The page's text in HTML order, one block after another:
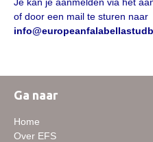
Evenementen
EFS Keuringen
EFS Marktplaats
of door een mail te sturen naar
Ga naar
Home
Over EFS